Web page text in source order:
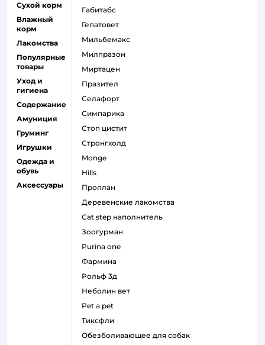
Сухой корм
Влажный
корм
Лакомства
Популярные
товары
Уход и
гигиена
Содержание
Амуниция
Груминг
Игрушки
Одежда и
обувь
Аксессуары
габитабс
гепатовет
мильбемакс
милпразон
миртацен
празител
селафорт
симпарика
стоп цистит
стронгхолд
monge
hills
проплан
деревенские лакомства
cat step наполнитель
зоогурман
purina one
фармина
рольф 3д
неболин вет
pet a pet
тиксфли
обезболивающее для собак